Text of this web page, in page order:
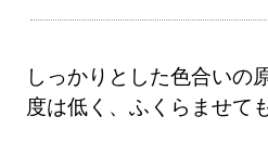
しっかりとした色合いの
度は低く、ふくらませて